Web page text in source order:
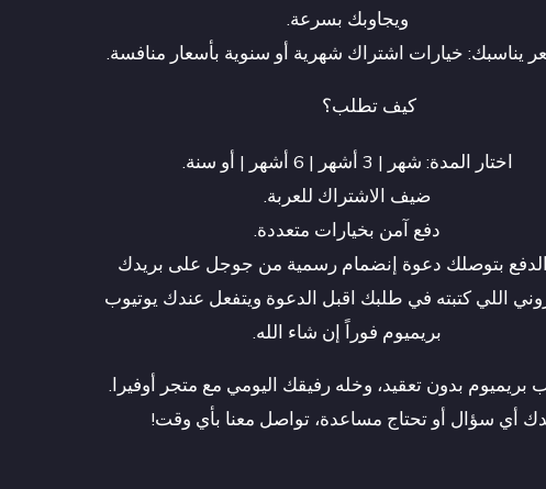
ويجاوبك بسرعة.
يناسبك: خيارات اشتراك شهرية أو سنوية بأسعار منافسة.
كيف تطلب؟
اختار المدة: شهر | 3 أشهر | 6 أشهر | أو سنة.
ضيف الاشتراك للعربة.
دفع آمن بخيارات متعددة.
بتوصلك دعوة إنضمام رسمية من جوجل على بريدك
اللي كتبته في طلبك اقبل الدعوة ويتفعل عندك يوتيوب
بريميوم فوراً إن شاء الله.
بريميوم بدون تعقيد، وخله رفيقك اليومي مع متجر أوفيرا.
أي سؤال أو تحتاج مساعدة، تواصل معنا بأي وقت!